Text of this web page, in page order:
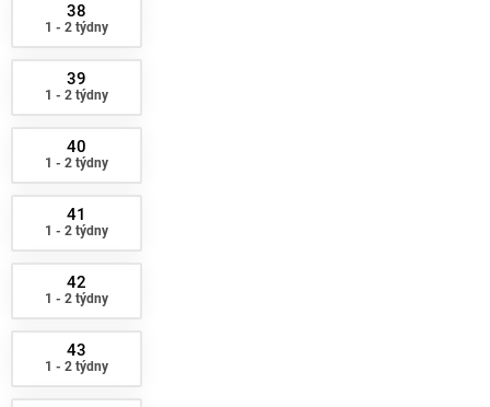
38
1 - 2 týdny
39
1 - 2 týdny
40
1 - 2 týdny
41
1 - 2 týdny
42
1 - 2 týdny
43
1 - 2 týdny